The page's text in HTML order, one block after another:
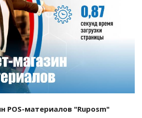
проект
POS-материалов "Ruposm"